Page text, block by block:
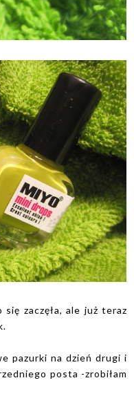
zaczęła, ale już teraz
pazurki na dzień drugi i
posta -zrobiłam